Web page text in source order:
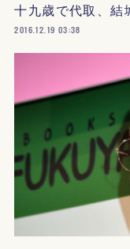
十九歳で代取、結
2016.12.19 03:38